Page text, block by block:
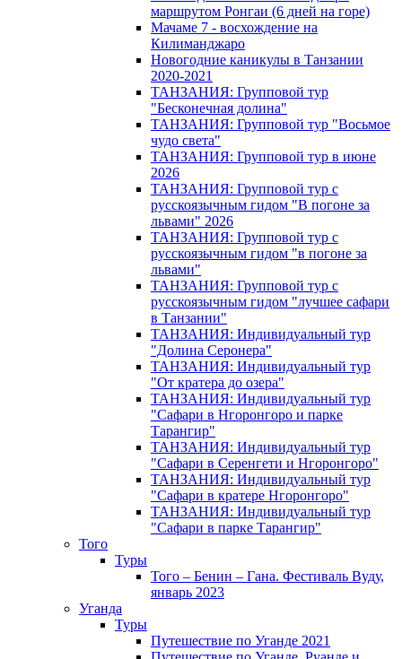
маршрутом Ронгаи (6 дней на горе)
Мачаме 7 - восхождение на
Килиманджаро
Новогодние каникулы в Танзании
2020-2021
ТАНЗАНИЯ: Групповой тур
"Бесконечная долина"
ТАНЗАНИЯ: Групповой тур "Восьмое
чудо света"
ТАНЗАНИЯ: Групповой тур в июне
2026
ТАНЗАНИЯ: Групповой тур с
русскоязычным гидом "В погоне за
львами" 2026
ТАНЗАНИЯ: Групповой тур с
русскоязычным гидом "в погоне за
львами"
ТАНЗАНИЯ: Групповой тур с
русскоязычным гидом "лучшее сафари
в Танзании"
ТАНЗАНИЯ: Индивидуальный тур
"Долина Серонера"
ТАНЗАНИЯ: Индивидуальный тур
"От кратера до озера"
ТАНЗАНИЯ: Индивидуальный тур
"Сафари в Нгоронгоро и парке
Тарангир"
ТАНЗАНИЯ: Индивидуальный тур
"Сафари в Серенгети и Нгоронгоро"
ТАНЗАНИЯ: Индивидуальный тур
"Сафари в кратере Нгоронгоро"
ТАНЗАНИЯ: Индивидуальный тур
"Сафари в парке Тарангир"
Того
Туры
Того – Бенин – Гана. Фестиваль Вуду,
январь 2023
Уганда
Туры
Путешествие по Уганде 2021